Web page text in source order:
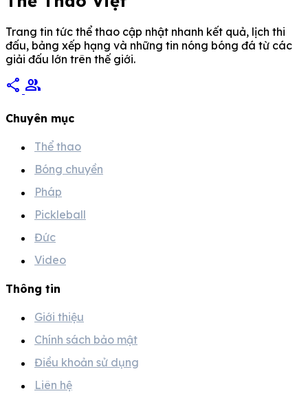
Trang tin tức thể thao cập nhật nhanh kết quả, lịch thi
đấu, bảng xếp hạng và những tin nóng bóng đá từ các
giải đấu lớn trên thế giới.
share group
Chuyên mục
Thể thao
Bóng chuyền
Pháp
Pickleball
Đức
Video
Thông tin
Giới thiệu
Chính sách bảo mật
Điều khoản sử dụng
Liên hệ